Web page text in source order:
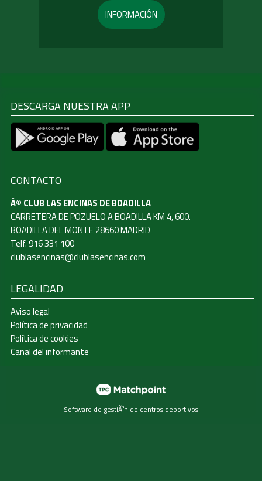
INFORMACIÓN
DESCARGA NUESTRA APP
CONTACTO
Â© CLUB LAS ENCINAS DE BOADILLA
CARRETERA DE POZUELO A BOADILLA KM 4, 600.
BOADILLA DEL MONTE 28660 MADRID
Telf. 916 331 100
clublasencinas@clublasencinas.com
LEGALIDAD
Aviso legal
Política de privacidad
Política de cookies
Canal del informante
Software de gestiÃ³n de centros deportivos